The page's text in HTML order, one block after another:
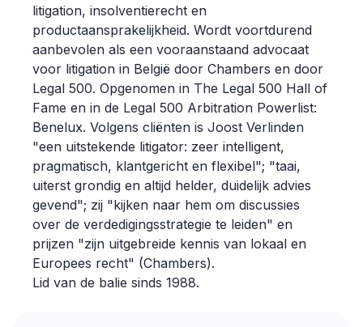
litigation, insolventierecht en
productaansprakelijkheid. Wordt voortdurend
aanbevolen als een vooraanstaand advocaat
voor litigation in België door Chambers en door
Legal 500. Opgenomen in The Legal 500 Hall of
Fame en in de Legal 500 Arbitration Powerlist:
Benelux. Volgens cliënten is Joost Verlinden
"een uitstekende litigator: zeer intelligent,
pragmatisch, klantgericht en flexibel"; "taai,
uiterst grondig en altijd helder, duidelijk advies
gevend"; zij "kijken naar hem om discussies
over de verdedigingsstrategie te leiden" en
prijzen "zijn uitgebreide kennis van lokaal en
Europees recht" (Chambers).
Lid van de balie sinds 1988.